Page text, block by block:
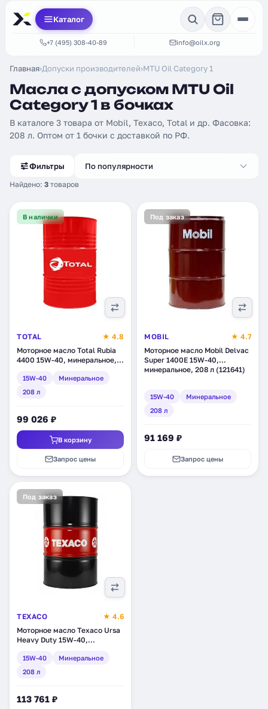
Каталог
+7 (495) 308-40-89 info@oilx.org
Главная›Допуски производителей›MTU Oil Category 1
Масла с допуском MTU Oil
Category 1 в бочках
В каталоге 3 товара от Mobil, Texaco, Total и др. Фасовка:
208 л. Оптом от 1 бочки с доставкой по РФ.
Фильтры
Найдено: 3 товаров
По популярности
В наличии
TOTAL
★ 4.8
Моторное масло Total Rubia
4400 15W-40, минеральное,
15W-40
Минеральное
208 л
99 026 ₽
В корзину
Запрос цены
Под заказ
MOBIL
★ 4.7
Моторное масло Mobil Delvac
Super 1400E 15W-40,
минеральное, 208 л (121641)
15W-40
Минеральное
208 л
91 169 ₽
Запрос цены
Под заказ
TEXACO
★ 4.6
Моторное масло Texaco Ursa
Heavy Duty 15W-40,
(803180DEE)
15W-40
Минеральное
208 л
113 761 ₽